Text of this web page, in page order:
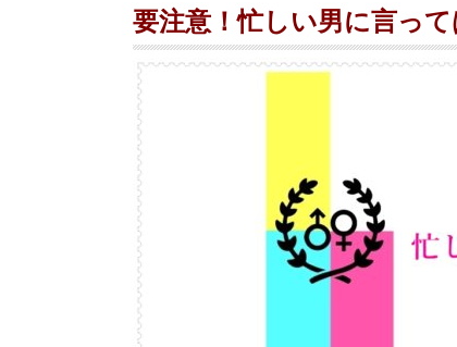
要注意！忙しい男に言っ